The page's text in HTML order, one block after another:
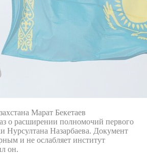
Марат Бекетаев
о расширении полномочий первого
Нурсултана Назарбаева. Документ
и не ослабляет институт
он.